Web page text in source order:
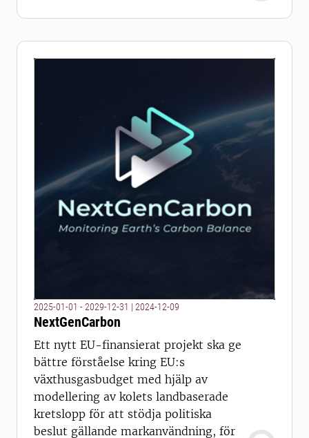
2025-01-01 - 2029-12-31 | 2024-12-09
NextGenCarbon
Ett nytt EU-finansierat projekt ska ge
bättre förståelse kring EU:s
växthusgasbudget med hjälp av
modellering av kolets landbaserade
kretslopp för att stödja politiska
beslut gällande markanvändning, för